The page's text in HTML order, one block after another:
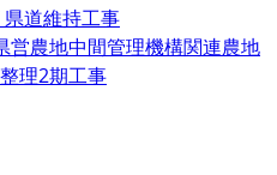
県道維持工事
営農地中間管理機構関連農地
理2期工事